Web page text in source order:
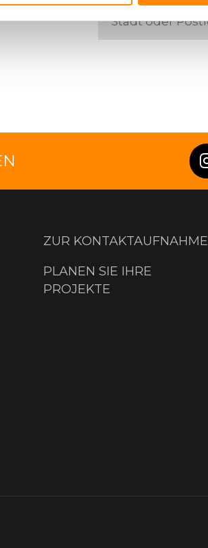
ZUR KONTAKTAUFNAHME
PLANEN SIE IHRE
PROJEKTE